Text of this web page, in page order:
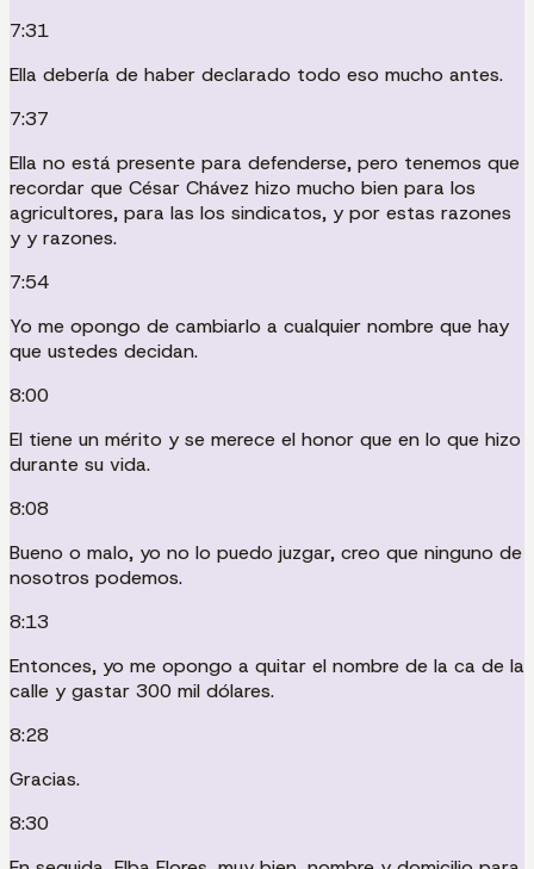
7:31
Ella debería de haber declarado todo eso mucho antes.
7:37
Ella no está presente para defenderse, pero tenemos que
recordar que César Chávez hizo mucho bien para los
agricultores, para las los sindicatos, y por estas razones
y y razones.
7:54
Yo me opongo de cambiarlo a cualquier nombre que hay
que ustedes decidan.
8:00
El tiene un mérito y se merece el honor que en lo que hizo
durante su vida.
8:08
Bueno o malo, yo no lo puedo juzgar, creo que ninguno de
nosotros podemos.
8:13
Entonces, yo me opongo a quitar el nombre de la ca de la
calle y gastar 300 mil dólares.
8:28
Gracias.
8:30